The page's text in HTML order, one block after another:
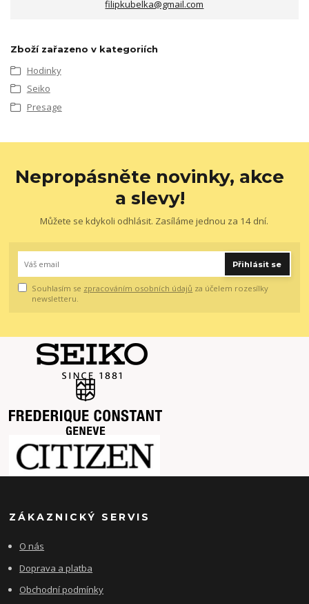
filipkubelka@gmail.com
Zboží zařazeno v kategoriích
Hodinky
Seiko
Presage
Nepropásněte novinky, akce
a slevy!
Můžete se kdykoli odhlásit. Zasíláme jednou za 14 dní.
Přihlásit se
Souhlasím se zpracováním osobních údajů za účelem rozesílky
newsletteru.
ZÁKAZNICKÝ SERVIS
O nás
Doprava a platba
Obchodní podmínky